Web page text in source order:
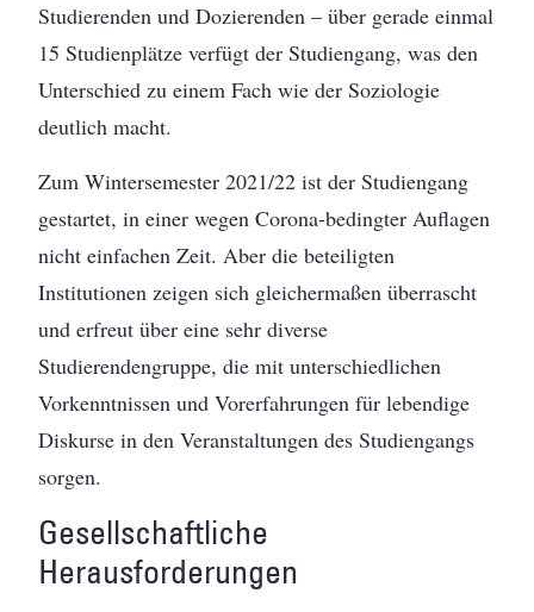
Studierenden und Dozierenden – über gerade einmal
15 Studienplätze verfügt der Studiengang, was den
Unterschied zu einem Fach wie der Soziologie
deutlich macht.
Zum Wintersemester 2021/22 ist der Studiengang
gestartet, in einer wegen Corona-bedingter Auflagen
nicht einfachen Zeit. Aber die beteiligten
Institutionen zeigen sich gleichermaßen überrascht
und erfreut über eine sehr diverse
Studierendengruppe, die mit unterschiedlichen
Vorkenntnissen und Vorerfahrungen für lebendige
Diskurse in den Veranstaltungen des Studiengangs
sorgen.
Gesellschaftliche
Herausforderungen